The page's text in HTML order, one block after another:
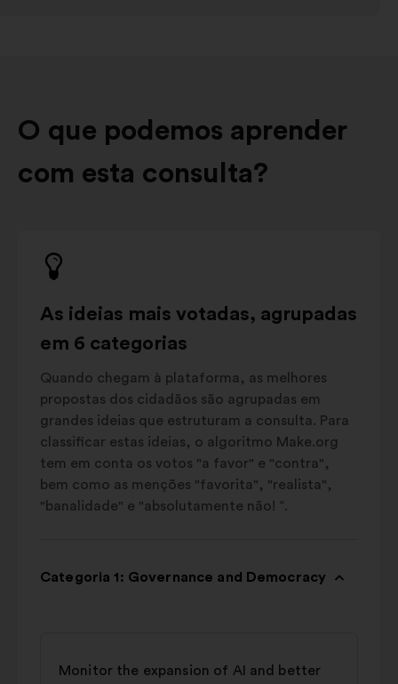
O que podemos aprender
com esta consulta?
As ideias mais votadas, agrupadas
em 6 categorias
Quando chegam à plataforma, as melhores
propostas dos cidadãos são agrupadas em
grandes ideias que estruturam a consulta. Para
classificar estas ideias, o algoritmo Make.org
tem em conta os votos "a favor" e "contra",
bem como as menções "favorita", "realista",
"banalidade" e "absolutamente não! “.
Categoria 1: Governance and Democracy
Monitor the expansion of AI and better